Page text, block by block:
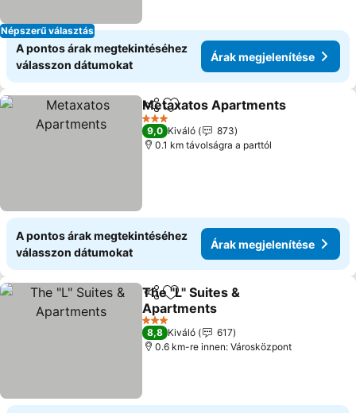
Népszerű választás
A pontos árak megtekintéséhez
válasszon dátumokat
Árak megjelenítése
Megosztás
Hozzáadás a kedvencekhez
Metaxatos Apartments
3 Kategória
9,0 Kiváló
873
0.1 km távolságra a parttól
A pontos árak megtekintéséhez
válasszon dátumokat
Árak megjelenítése
Megosztás
Hozzáadás a kedvencekhez
The "L" Suites &
Apartments
Árak megjelenítése
3 Kategória
8,8 Kiváló
617
0.6 km-re innen: Városközpont